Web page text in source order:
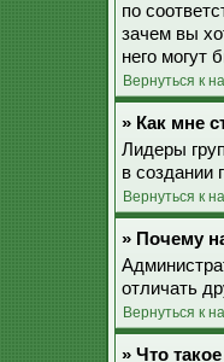
по
зачем вы
него могут
Вернуться к
» Как мне
Лидеры
в создании
Вернуться к
» Почему
отличать
Вернуться к
» Что